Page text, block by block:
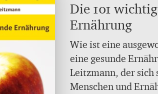
Die 101
Ernährung
Wie ist eine
eine gesunde
Leitzmann, der sich
Menschen und